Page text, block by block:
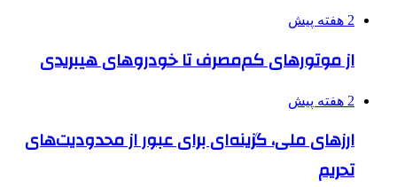
2 هفته پیش
از موتورهای کم‌مصرف تا خودروهای هیبریدی
2 هفته پیش
ارزهای ملی، گزینه‌ای برای عبور از محدودیت‌های
تحریم